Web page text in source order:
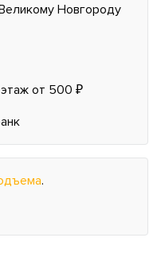
Новгороду
от 500 ₽
.